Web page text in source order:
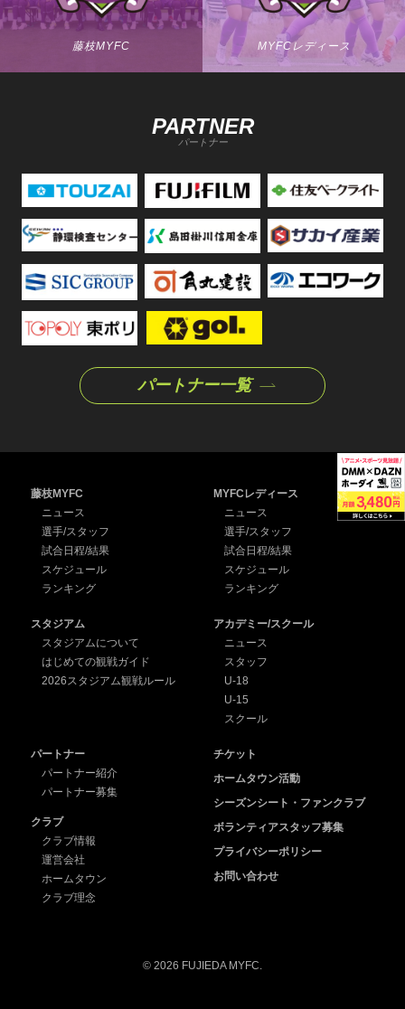
藤枝MYFC MYFCレディース
PARTNER
パートナー
パートナー一覧
藤枝MYFC
ニュース
選手/スタッフ
試合日程/結果
スケジュール
ランキング
MYFCレディース
ニュース
選手/スタッフ
試合日程/結果
スケジュール
ランキング
スタジアム
スタジアムについて
はじめての観戦ガイド
2026スタジアム観戦ルール
アカデミー/スクール
ニュース
スタッフ
U-18
U-15
スクール
パートナー
パートナー紹介
パートナー募集
クラブ
クラブ情報
運営会社
ホームタウン
クラブ理念
チケット
ホームタウン活動
シーズンシート・ファンクラブ
ボランティアスタッフ募集
プライバシーポリシー
お問い合わせ
© 2026 FUJIEDA MYFC.